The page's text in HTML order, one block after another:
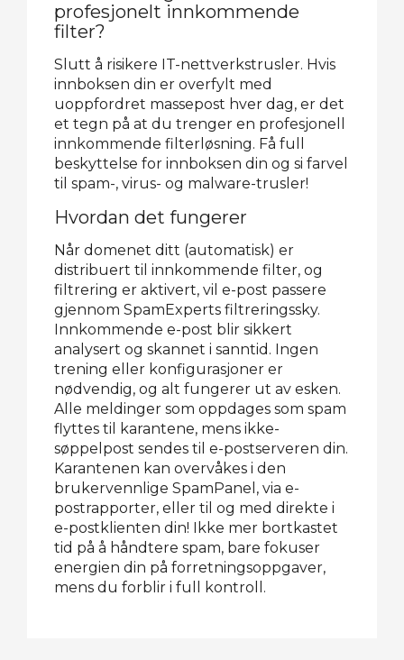
profesjonelt innkommende
filter?
Slutt å risikere IT-nettverkstrusler. Hvis
innboksen din er overfylt med
uoppfordret massepost hver dag, er det
et tegn på at du trenger en profesjonell
innkommende filterløsning. Få full
beskyttelse for innboksen din og si farvel
til spam-, virus- og malware-trusler!
Hvordan det fungerer
Når domenet ditt (automatisk) er
distribuert til innkommende filter, og
filtrering er aktivert, vil e-post passere
gjennom SpamExperts filtreringssky.
Innkommende e-post blir sikkert
analysert og skannet i sanntid. Ingen
trening eller konfigurasjoner er
nødvendig, og alt fungerer ut av esken.
Alle meldinger som oppdages som spam
flyttes til karantene, mens ikke-
søppelpost sendes til e-postserveren din.
Karantenen kan overvåkes i den
brukervennlige SpamPanel, via e-
postrapporter, eller til og med direkte i
e-postklienten din! Ikke mer bortkastet
tid på å håndtere spam, bare fokuser
energien din på forretningsoppgaver,
mens du forblir i full kontroll.